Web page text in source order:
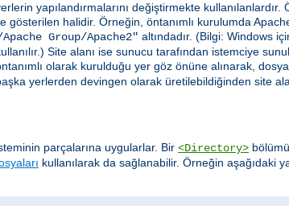
yapılandırmalarını değiştirmekte kullanılanlardır.
gösterilen halidir. Örneğin, öntanımlı kurulumda
Group/Apache2" altındadır. (Bilgi: Windows
Site alanı ise sunucu tarafından istemciye
olarak kurulduğu yer göz önüne alınarak,
yerlerden devingen olarak üretilebildiğinden site
parçalarına uygularlar. Bir <Directory>
kullanılarak da sağlanabilir. Örneğin aşağıdaki